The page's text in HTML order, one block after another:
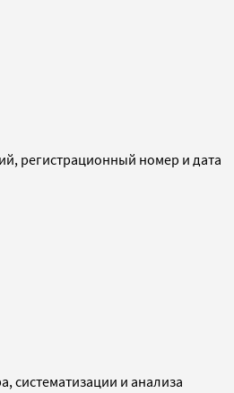
регистрационный номер и дата
систематизации и анализа